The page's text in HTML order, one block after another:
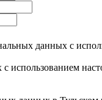
данных с